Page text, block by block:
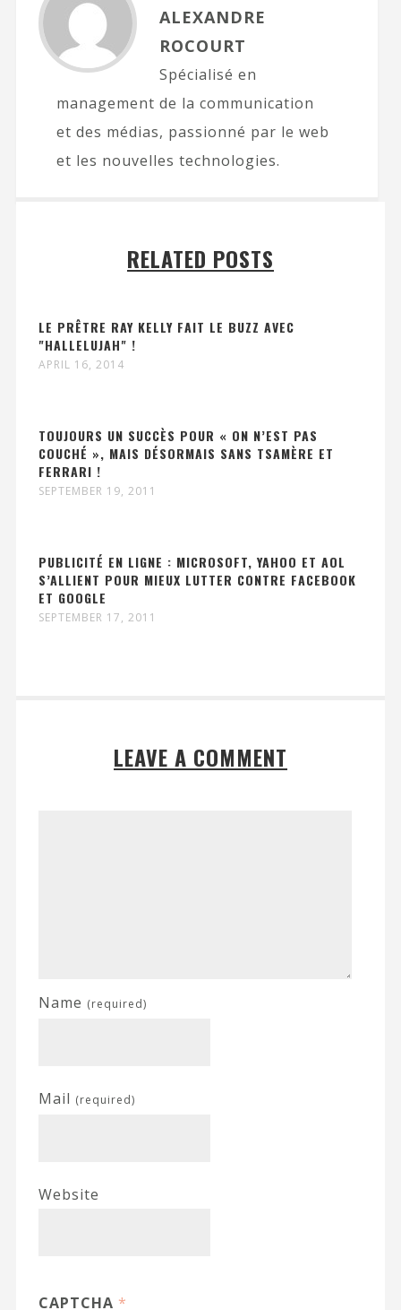
ALEXANDRE
ROCOURT
Spécialisé en
management de la communication
et des médias, passionné par le web
et les nouvelles technologies.
RELATED POSTS
LE PRÊTRE RAY KELLY FAIT LE BUZZ AVEC
"HALLELUJAH" !
APRIL 16, 2014
TOUJOURS UN SUCCÈS POUR « ON N’EST PAS
COUCHÉ », MAIS DÉSORMAIS SANS TSAMÈRE ET
FERRARI !
SEPTEMBER 19, 2011
PUBLICITÉ EN LIGNE : MICROSOFT, YAHOO ET AOL
S’ALLIENT POUR MIEUX LUTTER CONTRE FACEBOOK
ET GOOGLE
SEPTEMBER 17, 2011
LEAVE A COMMENT
Name (required)
Mail (required)
Website
CAPTCHA *